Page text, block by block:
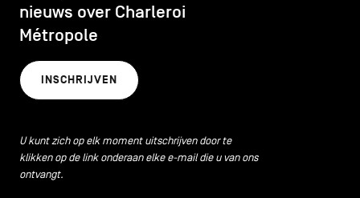
nieuws over Charleroi
Métropole
INSCHRIJVEN
U kunt zich op elk moment uitschrijven door te
klikken op de link onderaan elke e-mail die u van ons
ontvangt.